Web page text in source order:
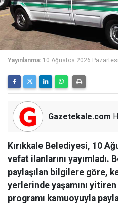
Yayınlanma: 10 Ağustos 2026
Gazetekale.com
Kırıkkale Belediyesi, 10
vefat ilanlarını yayımladı.
paylaşılan bilgilere göre,
yerlerinde yaşamını
programı kamuoyuyla